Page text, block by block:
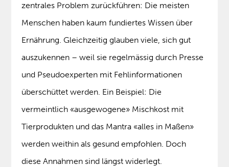
zentrales Problem zurückführen: Die meisten
Menschen haben kaum fundiertes Wissen über
Ernährung. Gleichzeitig glauben viele, sich gut
auszukennen – weil sie regelmässig durch Presse
und Pseudoexperten mit Fehlinformationen
überschüttet werden. Ein Beispiel: Die
vermeintlich «ausgewogene» Mischkost mit
Tierprodukten und das Mantra «alles in Maßen»
werden weithin als gesund empfohlen. Doch
diese Annahmen sind längst widerlegt.